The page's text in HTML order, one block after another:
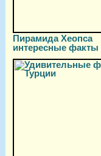
Пирамида Хеопса
интересные факты